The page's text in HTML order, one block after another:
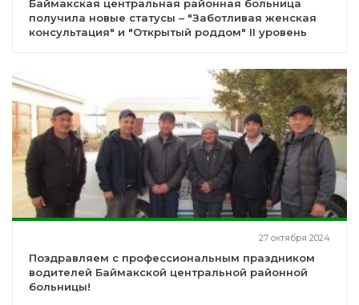
Баймакская центральная районная больница
получила новые статусы – "Заботливая женская
консультация" и "Открытый роддом" II уровень
27 октября 2024
Поздравляем с профессиональным праздником
водителей Баймакской центральной районной
больницы!